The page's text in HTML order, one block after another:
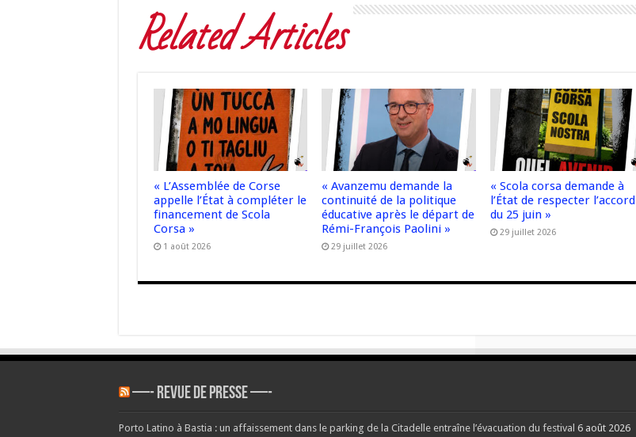
Related Articles
« L’Assemblée de Corse
appelle l’État à compléter le
financement de Scola
Corsa »
1 août 2026
« Avanzemu demande la
continuité de la politique
éducative après le départ de
Rémi-François Paolini »
29 juillet 2026
« Scola corsa demande à
l’État de respecter l’accord
du 25 juin »
29 juillet 2026
—- REVUE DE PRESSE —-
Porto Latino à Bastia : un affaissement dans le parking de la Citadelle entraîne l’évacuation du festival 6 août 2026